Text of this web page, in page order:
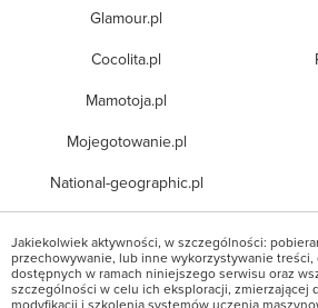
Glamour.pl
Cocolita.pl
Mamotoja.pl
Mojegotowanie.pl
National-geographic.pl
Jakiekolwiek aktywności, w szczególności:
przechowywanie, lub inne wykorzystywanie treści,
dostępnych w ramach niniejszego serwisu oraz
szczególności w celu ich eksploracji, zmierzającej
modyfikacji i szkolenia systemów uczenia